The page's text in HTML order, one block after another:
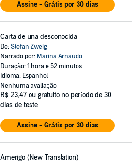
Assine - Grátis por 30 dias
Carta de una desconocida
De:Stefan Zweig
Narrado por: Marina Arnaudo
Duração: 1 hora e 52 minutos
Idioma: Espanhol
Nenhuma avaliação
R$ 23,47 ou gratuito no período de 30
dias de teste
Assine - Grátis por 30 dias
Amerigo (New Translation)